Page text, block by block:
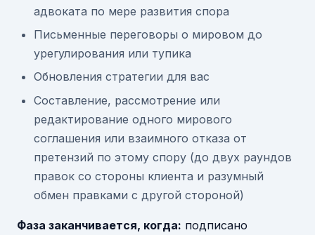
адвоката по мере развития спора
Письменные переговоры о мировом до
урегулирования или тупика
Обновления стратегии для вас
Составление, рассмотрение или
редактирование одного мирового
соглашения или взаимного отказа от
претензий по этому спору (до двух раундов
правок со стороны клиента и разумный
обмен правками с другой стороной)
Фаза заканчивается, когда: подписано